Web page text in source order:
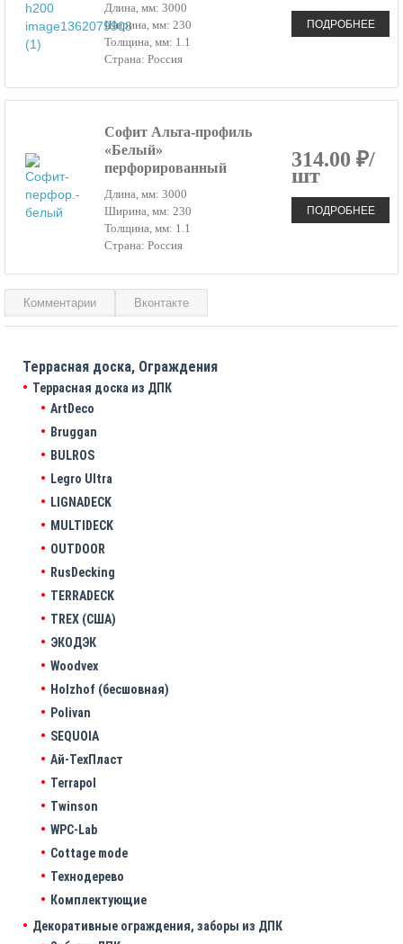
Длина, мм: 3000
Ширина, мм: 230
Толщина, мм: 1.1
Страна: Россия
ПОДРОБНЕЕ
Софит Альта-профиль
«Белый»
перфорированный
Длина, мм: 3000
Ширина, мм: 230
Толщина, мм: 1.1
Страна: Россия
314.00 ₽/
шт
ПОДРОБНЕЕ
Комментарии Вконтакте
Террасная доска, Ограждения
Террасная доска из ДПК
ArtDeco
Bruggan
BULROS
Legro Ultra
LIGNADECK
MULTIDECK
OUTDOOR
RusDecking
TERRADECK
TREX (США)
ЭКОДЭК
Woodvex
Holzhof (бесшовная)
Polivan
SEQUOIA
Ай-ТехПласт
Terrapol
Twinson
WPC-Lab
Cottage mode
Технодерево
Комплектующие
Декоративные ограждения, заборы из ДПК